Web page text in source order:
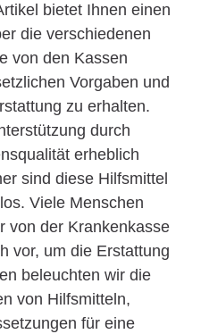
bietet Ihnen einen
die verschiedenen
von den Kassen
Vorgaben und
zu erhalten.
durch
erheblich
sind diese Hilfsmittel
Viele Menschen
von der Krankenkasse
vor, um die Erstattung
beleuchten wir die
von Hilfsmitteln,
für eine